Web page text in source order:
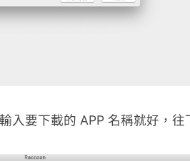
入要下載的 APP 名稱就好，往